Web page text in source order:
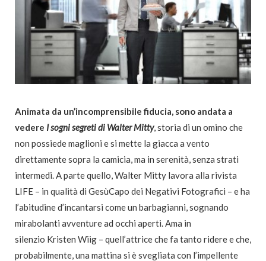
Animata da un’incomprensibile fiducia, sono andata a
vedere I sogni segreti di Walter Mitty, storia di un omino che
non possiede maglioni e si mette la giacca a vento
direttamente sopra la camicia, ma in serenità, senza strati
intermedi. A parte quello, Walter Mitty lavora alla rivista
LIFE – in qualità di GesùCapo dei Negativi Fotografici – e ha
l’abitudine d’incantarsi come un barbagianni, sognando
mirabolanti avventure ad occhi aperti. Ama in
silenzio Kristen Wiig – quell’attrice che fa tanto ridere e che,
probabilmente, una mattina si è svegliata con l’impellente